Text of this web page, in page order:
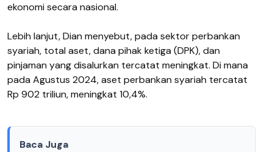
ekonomi secara nasional.
Lebih lanjut, Dian menyebut, pada sektor perbankan
syariah, total aset, dana pihak ketiga (DPK), dan
pinjaman yang disalurkan tercatat meningkat. Di mana
pada Agustus 2024, aset perbankan syariah tercatat
Rp 902 triliun, meningkat 10,4%.
Baca Juga